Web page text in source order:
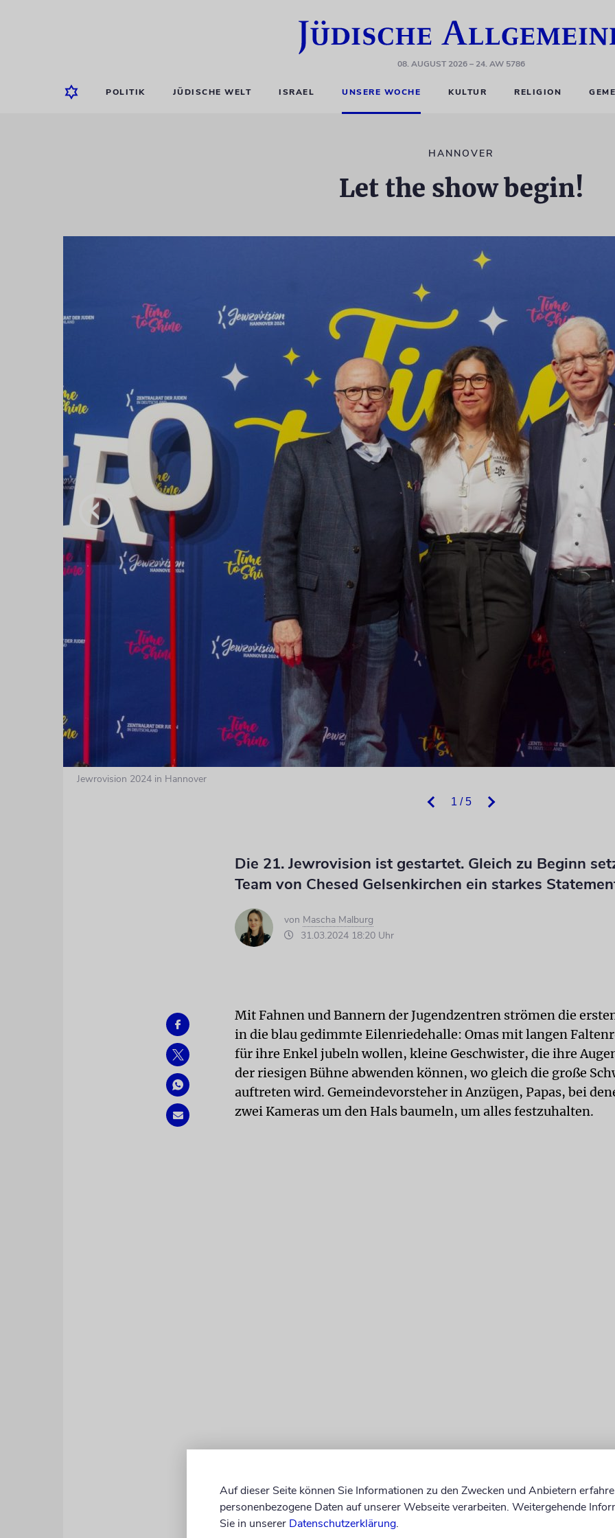
08. AUGUST 2026– 24. AW 5786
POLITIK JÜDISCHE WELT ISRAEL UNSERE WOCHE KULTUR RELIGION
HANNOVER
Let the show begin!
1 / 5
Jewrovision 2024 in Hannover
Die 21. Jewrovision ist gestartet. Gleich zu Beginn
Team von Chesed Gelsenkirchen ein starkes
von Mascha Malburg
31.03.2024 18:20 Uhr
Mit Fahnen und Bannern der Jugendzentren strömen die
in die blau gedimmte Eilenriedehalle: Omas mit langen
für ihre Enkel jubeln wollen, kleine Geschwister, die ihre
der riesigen Bühne abwenden können, wo gleich die große
auftreten wird. Gemeindevorsteher in Anzügen, Papas, bei
zwei Kameras um den Hals baumeln, um alles festzuhalten.
Monatelang haben die Kinder und Jugendlichen der 13
Jugendzentren an ihren Beiträgen gefeilt, Choreografien
warmgesungen. Das ganze Wochenende war eine
Auf dieser Seite können Sie Informationen zu den Zwecken und Anbietern
personenbezogene Daten auf unserer Webseite verarbeiten. Weitergehende
Sie in unserer Datenschutzerklärung.